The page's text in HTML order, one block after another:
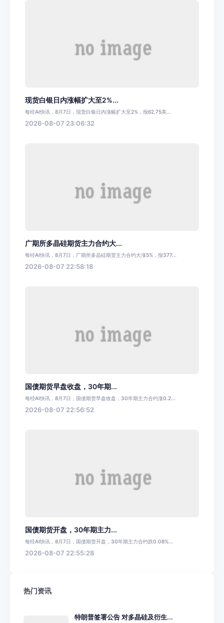
现货白银日内涨幅扩大至2%...
每经AI快讯，8月7日，现货白银日内涨幅扩大至2%，报62.75美...
2026-08-07 23:06:32
广期所多晶硅期货主力合约大...
每经AI快讯，8月7日，广期所多晶硅期货主力合约大涨5%，报377...
2026-08-07 22:58:18
国债期货早盘收盘，30年期...
每经AI快讯，8月7日，国债期货早盘收盘，30年期主力合约涨0.2...
2026-08-07 22:56:52
国债期货开盘，30年期主力...
每经AI快讯，8月7日，国债期货开盘，30年期主力合约跌0.08%...
2026-08-07 22:55:28
热门资讯
特朗普签署公告 对多晶硅及衍生...